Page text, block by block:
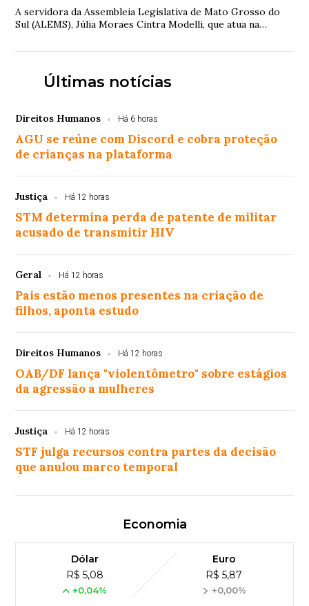
A servidora da Assembleia Legislativa de Mato Grosso do
Sul (ALEMS), Júlia Moraes Cintra Modelli, que atua na
Últimas notícias
Direitos Humanos Há 6 horas
AGU se reúne com Discord e cobra proteção
de crianças na plataforma
Justiça Há 12 horas
STM determina perda de patente de militar
acusado de transmitir HIV
Geral Há 12 horas
Pais estão menos presentes na criação de
filhos, aponta estudo
Direitos Humanos Há 12 horas
OAB/DF lança "violentômetro" sobre estágios
da agressão a mulheres
Justiça Há 12 horas
STF julga recursos contra partes da decisão
que anulou marco temporal
Economia
Dólar
R$ 5,08
+0,04%
Euro
R$ 5,87
+0,00%